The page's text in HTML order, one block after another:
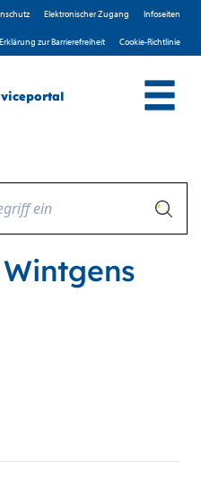
Elektronischer Zugang Infoseiten
Erklärung zur Barrierefreiheit Cookie-Richtlinie